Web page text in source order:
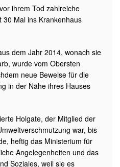
ihrem Tod zahlreiche
30 Mal ins Krankenhaus
dem Jahr 2014, wonach sie
wurde vom Obersten
neue Beweise für die
in der Nähe ihres Hauses
Holgate, der Mitglied der
war, bis
heftig das Ministerium für
Angelegenheiten und das
Soziales, weil sie es